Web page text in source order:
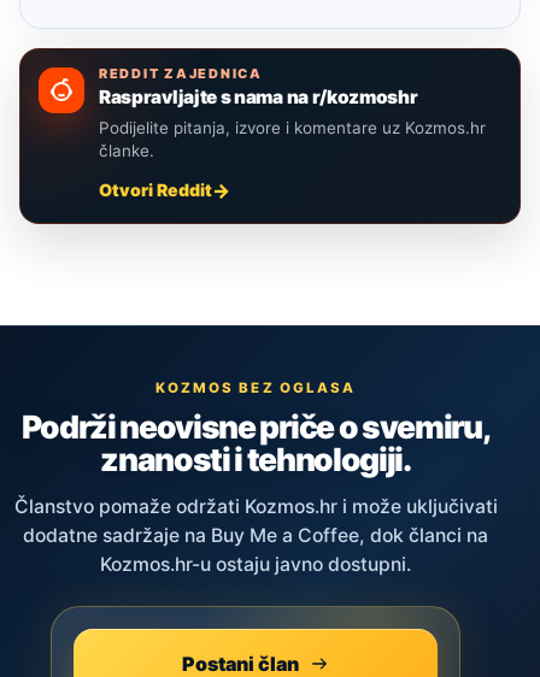
REDDIT ZAJEDNICA
Raspravljajte s nama na r/kozmoshr
Podijelite pitanja, izvore i komentare uz Kozmos.hr
članke.
Otvori Reddit
KOZMOS BEZ OGLASA
Podrži neovisne priče o svemiru,
znanosti i tehnologiji.
Članstvo pomaže održati Kozmos.hr i može uključivati
dodatne sadržaje na Buy Me a Coffee, dok članci na
Kozmos.hr-u ostaju javno dostupni.
Postani član